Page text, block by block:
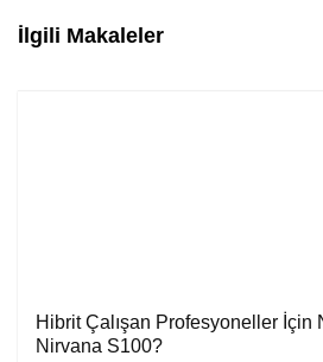
İlgili Makaleler
Hibrit Çalışan Profesyoneller İçin
Nirvana S100?